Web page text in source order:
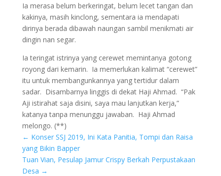
Ia merasa belum berkeringat, belum lecet tangan dan
kakinya, masih kinclong, sementara ia mendapati
dirinya berada dibawah naungan sambil menikmati air
dingin nan segar.
Ia teringat istrinya yang cerewet memintanya gotong
royong dari kemarin. Ia memerlukan kalimat “cerewet”
itu untuk membangunkannya yang tertidur dalam
sadar. Disambarnya linggis di dekat Haji Ahmad. “Pak
Aji istirahat saja disini, saya mau lanjutkan kerja,”
katanya tanpa menunggu jawaban. Haji Ahmad
melongo. (**)
← Konser SSJ 2019, Ini Kata Panitia, Tompi dan Raisa
yang Bikin Bapper
Tuan Vian, Pesulap Jamur Crispy Berkah Perpustakaan
Desa →